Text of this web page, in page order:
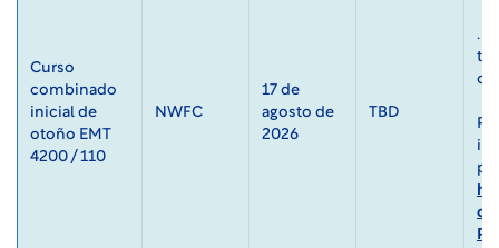
Curso
combinado
inicial de
otoño EMT
4200 / 110
NWFC
17 de
agosto de
2026
TBD
.